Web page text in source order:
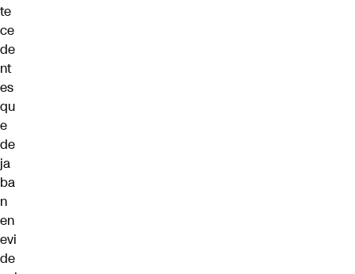
te
ce
de
nt
es
qu
e
de
ja
ba
n
en
evi
de